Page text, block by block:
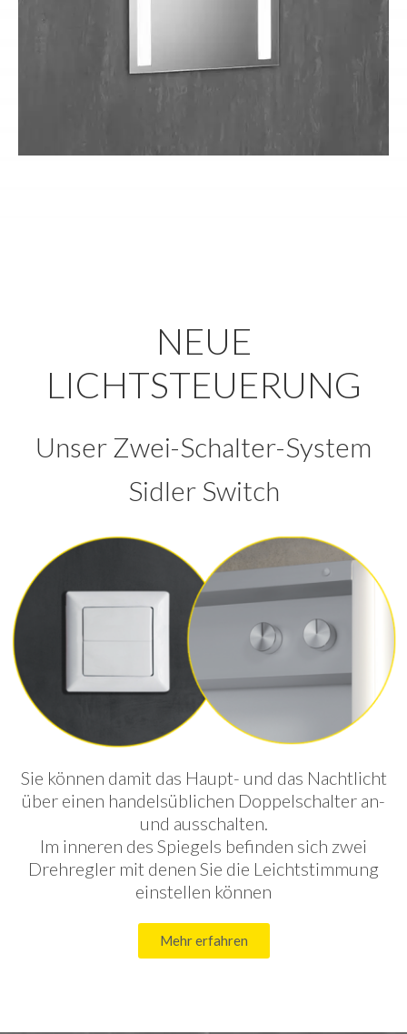
NEUE
LICHTSTEUERUNG
Unser Zwei-Schalter-System
Sidler Switch
Sie können damit das Haupt- und das Nachtlicht
über einen handelsüblichen Doppelschalter an-
und ausschalten.
Im inneren des Spiegels befinden sich zwei
Drehregler mit denen Sie die Leichtstimmung
einstellen können
Mehr erfahren